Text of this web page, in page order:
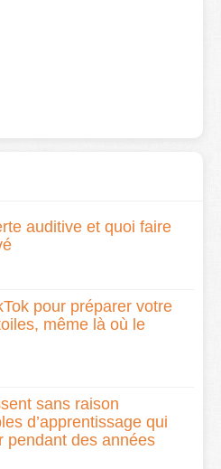
auditive et quoi faire
pour préparer votre
même là où le
sans raison
d’apprentissage qui
pendant des années